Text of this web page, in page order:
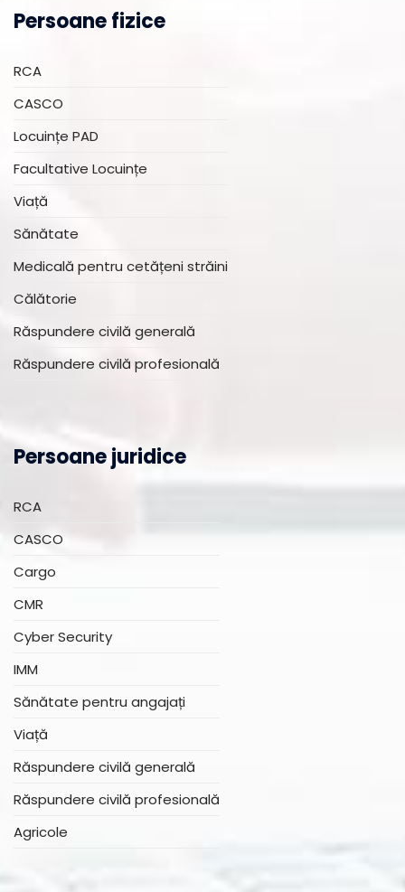
Persoane fizice
RCA
CASCO
Locuințe PAD
Facultative Locuințe
Viață
Sănătate
Medicală pentru cetățeni străini
Călătorie
Răspundere civilă generală
Răspundere civilă profesională
Persoane juridice
RCA
CASCO
Cargo
CMR
Cyber Security
IMM
Sănătate pentru angajați
Viață
Răspundere civilă generală
Răspundere civilă profesională
Agricole